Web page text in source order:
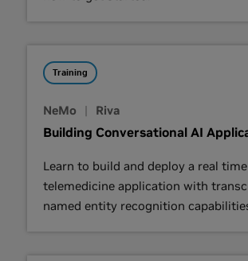
Training
NeMo | Riva
Building Conversational AI
Learn to build and deploy a real time
telemedicine application with
named entity recognition